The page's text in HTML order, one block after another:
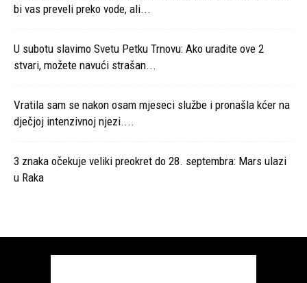
bi vas preveli preko vode, ali...
U subotu slavimo Svetu Petku Trnovu: Ako uradite ove 2
stvari, možete navući strašan...
Vratila sam se nakon osam mjeseci službe i pronašla kćer na
dječjoj intenzivnoj njezi....
3 znaka očekuje veliki preokret do 28. septembra: Mars ulazi
u Raka